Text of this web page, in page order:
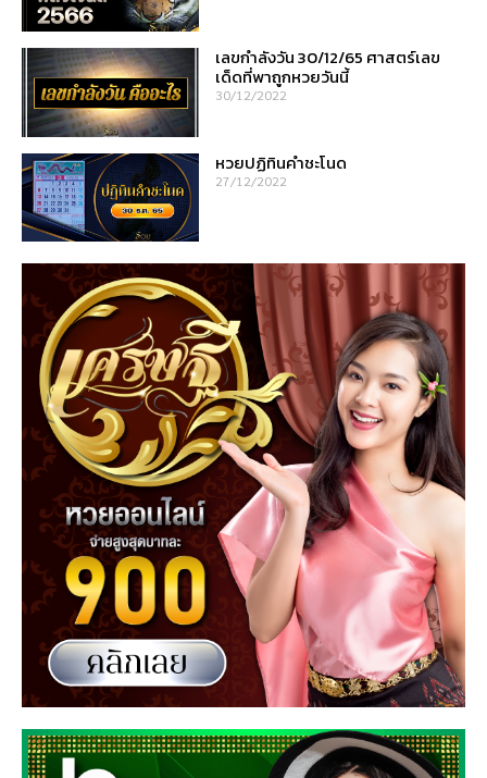
เลขกำลังวัน 30/12/65 ศาสตร์เลข
เด็ดที่พาถูกหวยวันนี้
30/12/2022
หวยปฏิทินคำชะโนด
27/12/2022